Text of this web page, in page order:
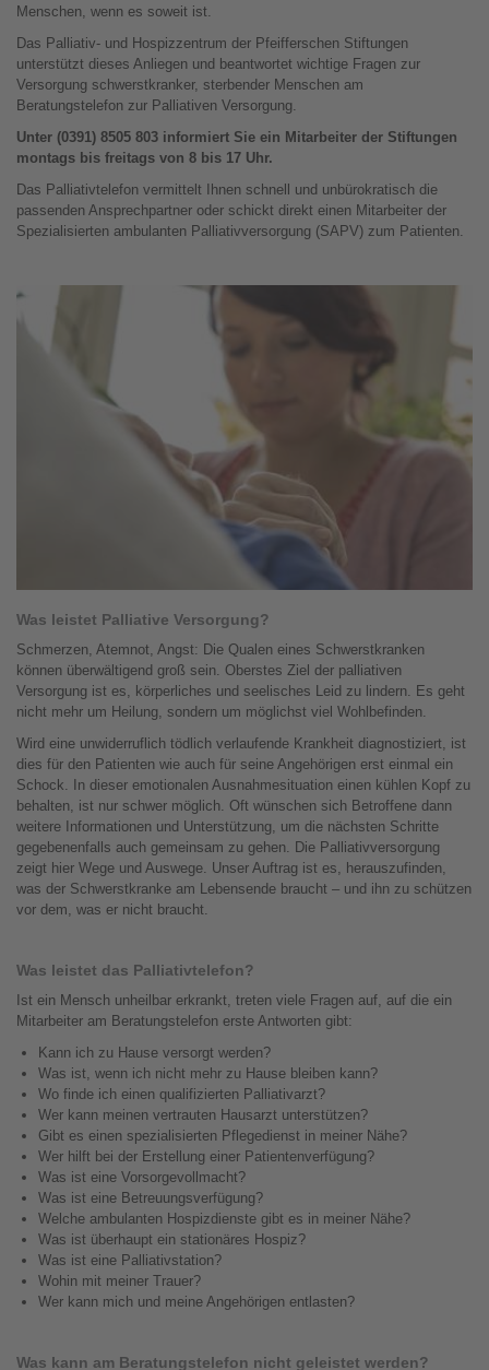
Menschen, wenn es soweit ist.
Das Palliativ- und Hospizzentrum der Pfeifferschen Stiftungen
unterstützt dieses Anliegen und beantwortet wichtige Fragen zur
Versorgung schwerstkranker, sterbender Menschen am
Beratungstelefon zur Palliativen Versorgung.
Unter (0391) 8505 803 informiert Sie ein Mitarbeiter der Stiftungen
montags bis freitags von 8 bis 17 Uhr.
Das Palliativtelefon vermittelt Ihnen schnell und unbürokratisch die
passenden Ansprechpartner oder schickt direkt einen Mitarbeiter der
Spezialisierten ambulanten Palliativversorgung (SAPV) zum Patienten.
Was leistet Palliative Versorgung?
Schmerzen, Atemnot, Angst: Die Qualen eines Schwerstkranken
können überwältigend groß sein. Oberstes Ziel der palliativen
Versorgung ist es, körperliches und seelisches Leid zu lindern. Es geht
nicht mehr um Heilung, sondern um möglichst viel Wohlbefinden.
Wird eine unwiderruflich tödlich verlaufende Krankheit diagnostiziert, ist
dies für den Patienten wie auch für seine Angehörigen erst einmal ein
Schock. In dieser emotionalen Ausnahmesituation einen kühlen Kopf zu
behalten, ist nur schwer möglich. Oft wünschen sich Betroffene dann
weitere Informationen und Unterstützung, um die nächsten Schritte
gegebenenfalls auch gemeinsam zu gehen. Die Palliativversorgung
zeigt hier Wege und Auswege. Unser Auftrag ist es, herauszufinden,
was der Schwerstkranke am Lebensende braucht – und ihn zu schützen
vor dem, was er nicht braucht.
Was leistet das Palliativtelefon?
Ist ein Mensch unheilbar erkrankt, treten viele Fragen auf, auf die ein
Mitarbeiter am Beratungstelefon erste Antworten gibt:
Kann ich zu Hause versorgt werden?
Was ist, wenn ich nicht mehr zu Hause bleiben kann?
Wo finde ich einen qualifizierten Palliativarzt?
Wer kann meinen vertrauten Hausarzt unterstützen?
Gibt es einen spezialisierten Pflegedienst in meiner Nähe?
Wer hilft bei der Erstellung einer Patientenverfügung?
Was ist eine Vorsorgevollmacht?
Was ist eine Betreuungsverfügung?
Welche ambulanten Hospizdienste gibt es in meiner Nähe?
Was ist überhaupt ein stationäres Hospiz?
Was ist eine Palliativstation?
Wohin mit meiner Trauer?
Wer kann mich und meine Angehörigen entlasten?
Was kann am Beratungstelefon nicht geleistet werden?